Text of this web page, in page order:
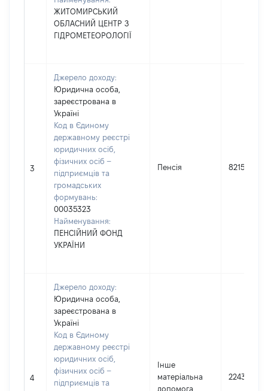
ЖИТОМИРСЬКИЙ
ОБЛАСНИЙ ЦЕНТР З
ГІДРОМЕТЕОРОЛОГІЇ
3
Джерело доходу:
Юридична особа,
зареєстрована в
Україні
Код в Єдиному
державному реєстрі
юридичних осіб,
фізичних осіб –
підприємців та
громадських
формувань:
00035323
Найменування:
ПЕНСІЙНИЙ ФОНД
УКРАЇНИ
Пенсія 82155
4
Джерело доходу:
Юридична особа,
зареєстрована в
Україні
Код в Єдиному
державному реєстрі
юридичних осіб,
фізичних осіб –
підприємців та
Інше
матеріальна
допомога
2243